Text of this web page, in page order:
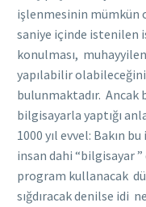
işlenmesinin mümkün
saniye içinde
konulması,
yapılabilir
bulunmaktadır.
bilgisayarla yaptığı
1000 yıl evvel: Bakın
insan dahi “bilgisayar
program kullanacak
sığdıracak denilse idi